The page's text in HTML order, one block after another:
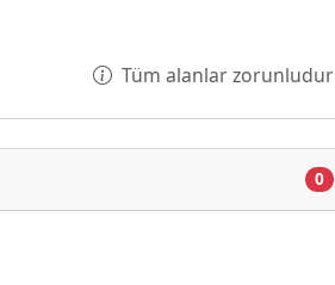
Tüm alanlar zorunludur
0